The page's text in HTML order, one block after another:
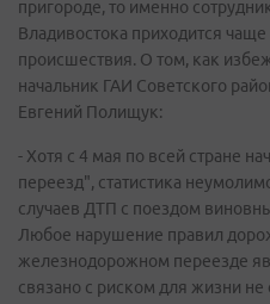
пригороде, то именно
Владивостока приходится
происшествия. О том, как
начальник ГАИ Советского
Евгений Полищук:
- Хотя с 4 мая по всей стране
переезд", статистика
случаев ДТП с поездом
Любое нарушение правил
железнодорожном переезде
связано с риском для жизни не